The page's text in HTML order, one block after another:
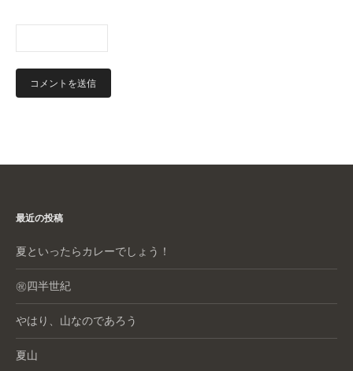
最近の投稿
夏といったらカレーでしょう！
㊗️四半世紀
やはり、山なのであろう
夏山